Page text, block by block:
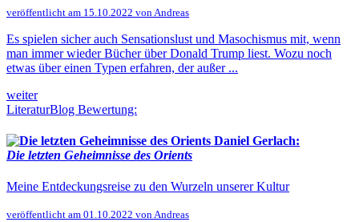
veröffentlicht am 15.10.2022 von Andreas
Es spielen sicher auch Sensationslust und Masochismus mit, wenn
man immer wieder Bücher über Donald Trump liest. Wozu noch
etwas über einen Typen erfahren, der außer ...
weiter
LiteraturBlog Bewertung:
Daniel Gerlach:
Die letzten Geheimnisse des Orients
Meine Entdeckungsreise zu den Wurzeln unserer Kultur
veröffentlicht am 01.10.2022 von Andreas